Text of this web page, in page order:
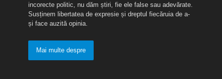
incorecte politic, nu dăm știri, fie ele false sau adevărate.
Susținem libertatea de expresie și dreptul fiecăruia de a-
și face auzită opinia.
Mai multe despre